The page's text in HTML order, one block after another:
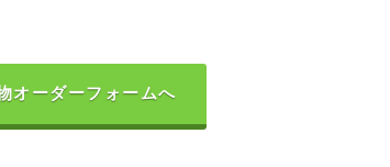
オーダーフォームへ